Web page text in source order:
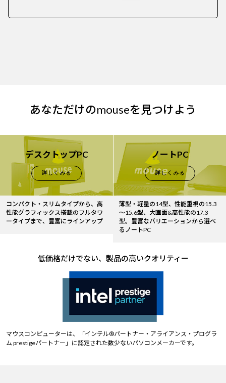
あなただけのmouseを見つけよう
デスクトップPC
詳しくみる
コンパクト・スリムタイプから、高
性能グラフィックス搭載のフルタワ
ータイプまで、豊富にラインアップ
ノートPC
詳しくみる
薄型・軽量の14型、性能重視の15.3
～15.6型、大画面&高性能の17.3
型。豊富なバリエーションから選べ
るノートPC
低価格だけでない、製品の高いクオリティー
マウスコンピューターは、「インテル®パートナー・アライアンス・プログラ
ム prestigeパートナー」に認定された数少ないパソコンメーカーです。